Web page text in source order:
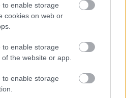
to enable storage
cookies on web or
to enable storage
the website or app.
to enable storage
καθώς και την εξειδίκευση
(NASM). Στη συνέχεια,
πρόγραμμα «Λειτουργική
Αθλητές και Ασκούμενους» του
Θράκης και το «Άσκηση,